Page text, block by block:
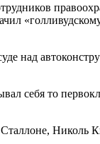
над
себя то